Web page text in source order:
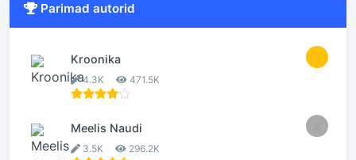
Parimad autorid
Kroonika
4.3K 471.5K
Meelis Naudi
3.5K 296.2K